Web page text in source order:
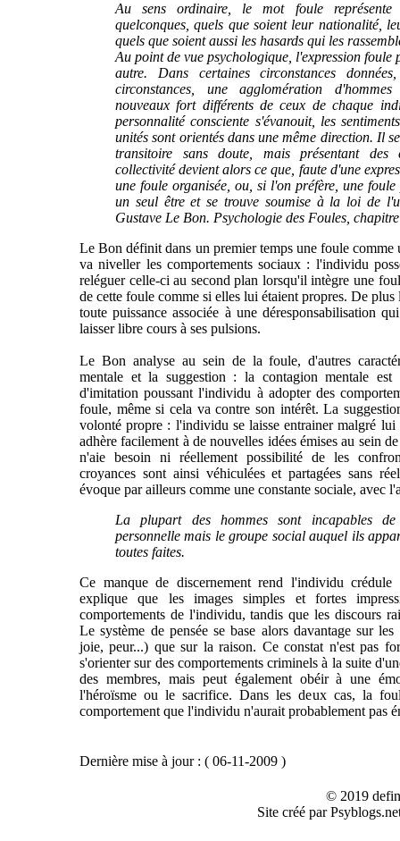
Au sens ordinaire, le mot foule représente
quelconques, quels que soient leur nationalité,
quels que soient aussi les hasards qui les
Au point de vue psychologique, l'expression foule
autre. Dans certaines circonstances
circonstances, une agglomération
nouveaux fort différents de ceux de chaque
personnalité consciente s'évanouit, les
unités sont orientés dans une même direction. Il
transitoire sans doute, mais présentant des
collectivité devient alors ce que, faute d'une
une foule organisée, ou, si l'on préfère, une
un seul être et se trouve soumise à la loi de
Gustave Le Bon. Psychologie des Foules,
Le Bon définit dans un premier temps une foule comme
va niveller les comportements sociaux : l'individu
reléguer celle-ci au second plan lorsqu'il intègre une
de cette foule comme si elles lui étaient propres. De
toute puissance associée à une déresponsabilisation
laisser libre cours à ses pulsions.
Le Bon analyse au sein de la foule, d'autres
mentale et la suggestion : la contagion mentale
d'imitation poussant l'individu à adopter des
foule, même si cela va contre son intérêt. La
volonté propre : l'individu se laisse entrainer malgré lui
adhère facilement à de nouvelles idées émises au sein
n'aie besoin ni réellement possibilité de les
croyances sont ainsi véhiculées et partagées sans
évoque par ailleurs comme une constante sociale, avec
La plupart des hommes sont incapables
personnelle mais le groupe social auquel ils
toutes faites.
Ce manque de discernement rend l'individu
explique que les images simples et fortes
comportements de l'individu, tandis que les discours
Le système de pensée se base alors davantage sur
joie, peur...) que sur la raison. Ce constat n'est pas
s'orienter sur des comportements criminels à la suite
des membres, mais peut également obéir à une
l'héroïsme ou le sacrifice. Dans les deux cas, la
comportement que l'individu n'aurait probablement pas
Dernière mise à jour : ( 06-11-2009 )
© 2019
Site créé par